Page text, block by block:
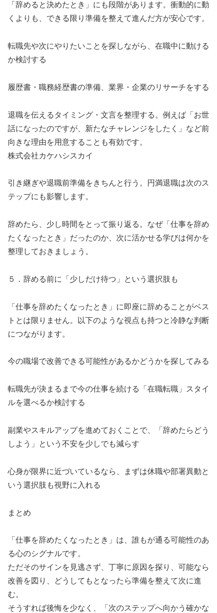
「辞めると決めたとき」にも段階があります。衝動的に動
くよりも、できる限り準備を整えて進んだ方が安心です。
転職先や次にやりたいことを探しながら、在職中に動ける
か検討する
履歴書・職務経歴書の準備、業界・企業のリサーチをする
退職を伝えるタイミング・文言を整理する。例えば「お世
話になったのですが、新たなチャレンジをしたく」など前
向きな理由を用意することも有効です。
株式会社カケハシスカイ
引き継ぎや退職前準備をきちんと行う。円満退職は次のス
テップにも影響します。
辞めたら、少し時間をとって振り返る。なぜ「仕事を辞め
たくなったとき」だったのか、次に活かせる学びは何かを
整理しておきましょう。
５．辞める前に「少しだけ待つ」という選択肢も
「仕事を辞めたくなったとき」に即座に辞めることがベス
トとは限りません。以下のような視点も持つと冷静な判断
につながります。
今の職場で改善できる可能性があるかどうかを探してみる
転職先が決まるまで今の仕事を続ける「在職転職」スタイ
ルを選べるか検討する
副業やスキルアップを進めておくことで、「辞めたらどう
しよう」という不安を少しでも減らす
心身が限界に近づいているなら、まずは休職や部署異動と
いう選択肢も視野に入れる
まとめ
「仕事を辞めたくなったとき」は、誰もが通る可能性のあ
る心のシグナルです。
ただそのサインを見逃さず、丁寧に原因を探り、可能なら
改善を図り、どうしてもとなったら準備を整えて次に進
む。
そうすれば後悔を少なく、「次のステップへ向かう確かな